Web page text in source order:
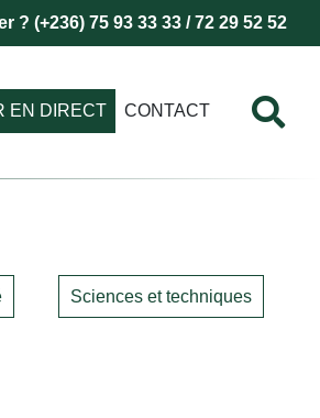
(+236) 75 93 33 33 / 72 29 52 52
EN DIRECT CONTACT
Sciences et techniques